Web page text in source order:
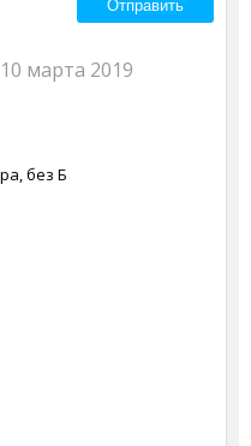
10 марта 2019
без Б